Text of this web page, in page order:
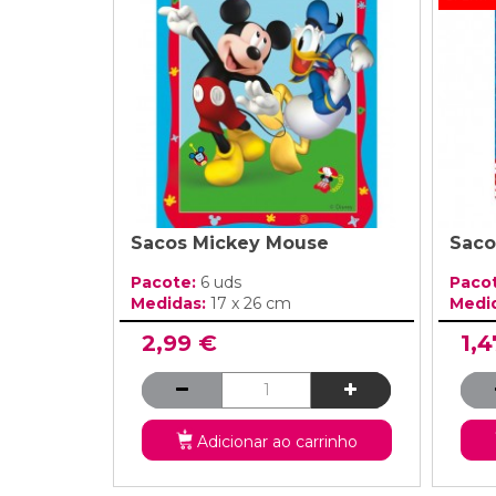
Ver MaisDecoração
Grinaldas
Sacos Mickey Mouse
Pacote: 6 uds
Medidas: 17 x 26 cm
2,99 €
Adicionar ao carrinho